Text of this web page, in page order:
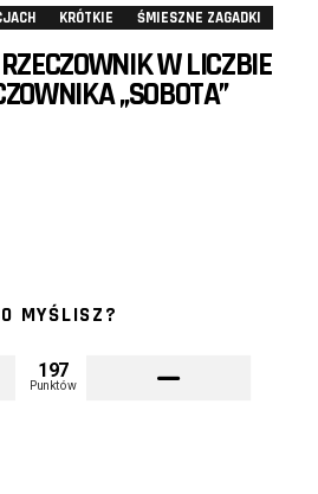
KRÓTKIE ŚMIESZNE ZAGADKI
W LICZBIE
„SOBOTA”
MYŚLISZ?
197
Punktów